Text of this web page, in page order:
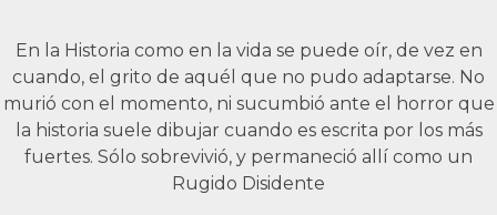
En la Historia como en la vida se puede oír, de vez en
cuando, el grito de aquél que no pudo adaptarse. No
murió con el momento, ni sucumbió ante el horror que
la historia suele dibujar cuando es escrita por los más
fuertes. Sólo sobrevivió, y permaneció allí como un
Rugido Disidente